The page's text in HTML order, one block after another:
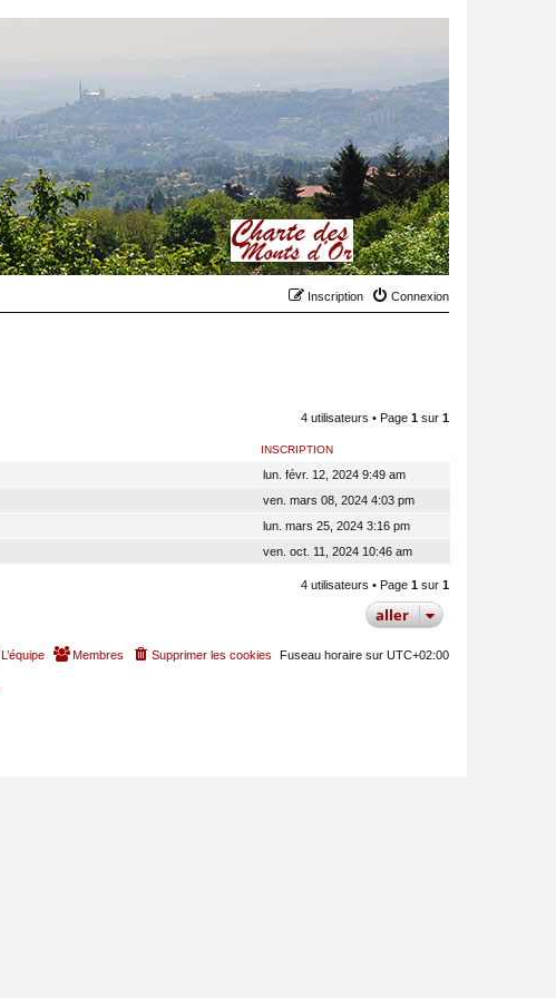
Connexion
Inscription
4 utilisateurs • Page 1 sur 1
INSCRIPTION
lun. févr. 12, 2024 9:49 am
ven. mars 08, 2024 4:03 pm
lun. mars 25, 2024 3:16 pm
ven. oct. 11, 2024 10:46 am
4 utilisateurs • Page 1 sur 1
aller
Fuseau horaire sur UTC+02:00
Supprimer les cookies
Membres
L’équipe